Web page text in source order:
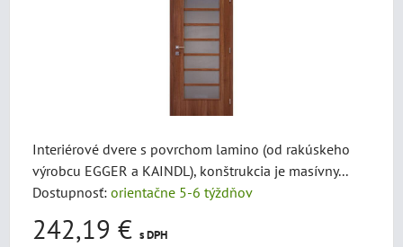
Interiérové dvere s povrchom lamino (od rakúskeho
výrobcu EGGER a KAINDL), konštrukcia je masívny...
Dostupnosť: orientačne 5-6 týždňov
242,19 € s DPH